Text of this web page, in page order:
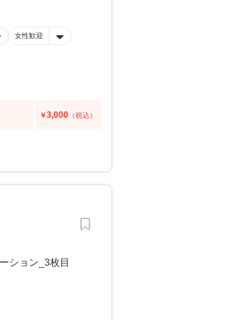
女性歓迎
￥3,000 （税込）